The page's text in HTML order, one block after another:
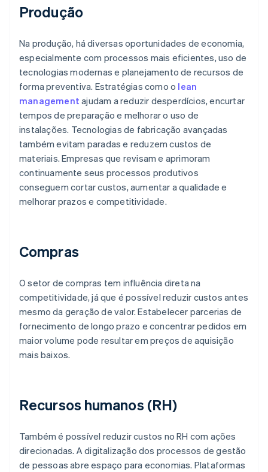
Produção
Na produção, há diversas oportunidades de economia,
especialmente com processos mais eficientes, uso de
tecnologias modernas e planejamento de recursos de
forma preventiva. Estratégias como o lean
management ajudam a reduzir desperdícios, encurtar
tempos de preparação e melhorar o uso de
instalações. Tecnologias de fabricação avançadas
também evitam paradas e reduzem custos de
materiais. Empresas que revisam e aprimoram
continuamente seus processos produtivos
conseguem cortar custos, aumentar a qualidade e
melhorar prazos e competitividade.
Compras
O setor de compras tem influência direta na
competitividade, já que é possível reduzir custos antes
mesmo da geração de valor. Estabelecer parcerias de
fornecimento de longo prazo e concentrar pedidos em
maior volume pode resultar em preços de aquisição
mais baixos.
Recursos humanos (RH)
Também é possível reduzir custos no RH com ações
direcionadas. A digitalização dos processos de gestão
de pessoas abre espaço para economias. Plataformas